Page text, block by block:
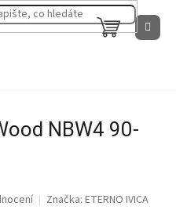
NÁKUPNÍ
KOŠÍK
NBW4 90-
Značka: ETERNO IVICA